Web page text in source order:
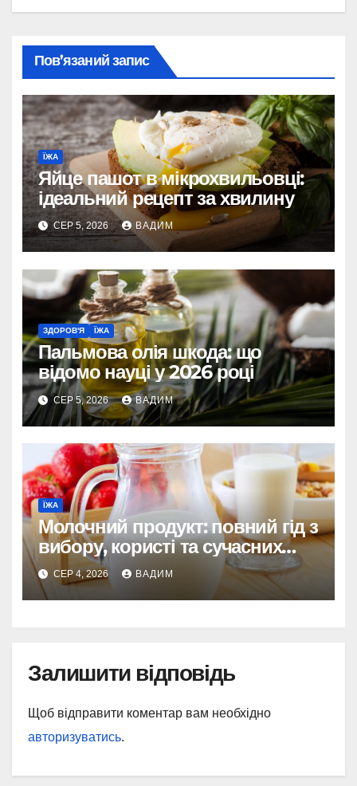
Пов’язаний запис
ЇЖА
Яйце пашот в мікрохвильовці:
ідеальний рецепт за хвилину
СЕР 5, 2026 ВАДИМ
ЗДОРОВ'Я ЇЖА
Пальмова олія шкода: що
відомо науці у 2026 році
СЕР 5, 2026 ВАДИМ
ЇЖА
Молочний продукт: повний гід з
вибору, користі та сучасних
реалій
СЕР 4, 2026 ВАДИМ
Залишити відповідь
Щоб відправити коментар вам необхідно
авторизуватись.